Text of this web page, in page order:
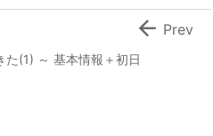
た(1) ～ 基本情報＋初日
 Prev